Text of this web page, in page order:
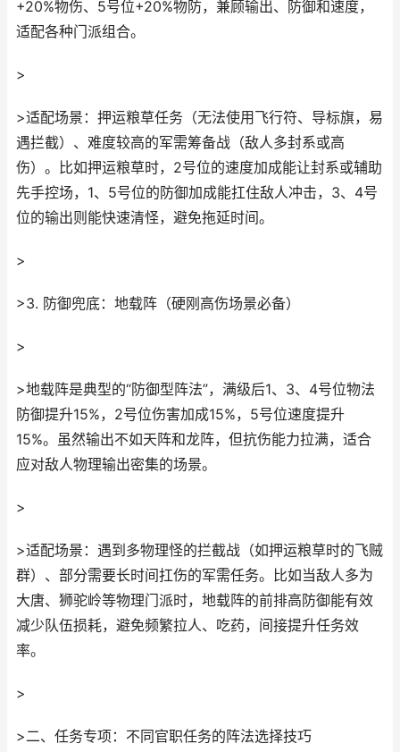
+20%物伤、5号位+20%物防，兼顾输出、防御和速度，
适配各种门派组合。
>
>适配场景：押运粮草任务（无法使用飞行符、导标旗，易
遇拦截）、难度较高的军需筹备战（敌人多封系或高
伤）。比如押运粮草时，2号位的速度加成能让封系或辅助
先手控场，1、5号位的防御加成能扛住敌人冲击，3、4号
位的输出则能快速清怪，避免拖延时间。
>
>3. 防御兜底：地载阵（硬刚高伤场景必备）
>
>地载阵是典型的“防御型阵法”，满级后1、3、4号位物法
防御提升15%，2号位伤害加成15%，5号位速度提升
15%。虽然输出不如天阵和龙阵，但抗伤能力拉满，适合
应对敌人物理输出密集的场景。
>
>适配场景：遇到多物理怪的拦截战（如押运粮草时的飞贼
群）、部分需要长时间扛伤的军需任务。比如当敌人多为
大唐、狮驼岭等物理门派时，地载阵的前排高防御能有效
减少队伍损耗，避免频繁拉人、吃药，间接提升任务效
率。
>
>二、任务专项：不同官职任务的阵法选择技巧